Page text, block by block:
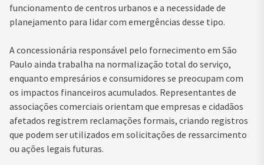
funcionamento de centros urbanos e a necessidade de
planejamento para lidar com emergências desse tipo.
A concessionária responsável pelo fornecimento em São
Paulo ainda trabalha na normalização total do serviço,
enquanto empresários e consumidores se preocupam com
os impactos financeiros acumulados. Representantes de
associações comerciais orientam que empresas e cidadãos
afetados registrem reclamações formais, criando registros
que podem ser utilizados em solicitações de ressarcimento
ou ações legais futuras.